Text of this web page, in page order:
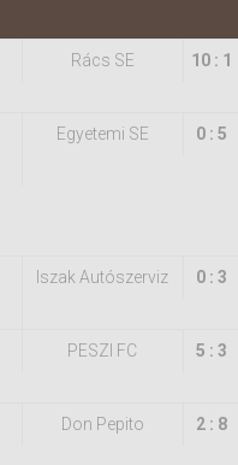
Rács SE 10 : 1
Egyetemi SE 0 : 5
Iszak Autószerviz 0 : 3
PESZI FC 5 : 3
Don Pepito 2 : 8